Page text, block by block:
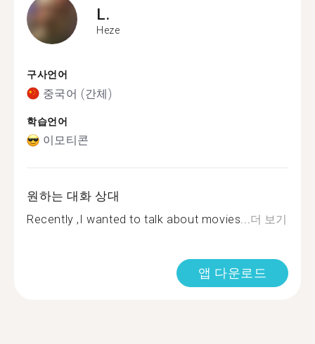
L.
Heze
구사언어
중국어 (간체)
학습언어
이모티콘
원하는 대화 상대
Recently ,I wanted to talk about movies...더 보기
앱 다운로드